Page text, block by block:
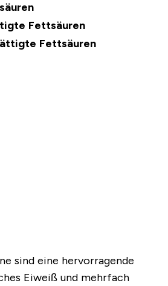
Fettsäuren
Fettsäuren
sind eine hervorragende
Eiweiß und mehrfach